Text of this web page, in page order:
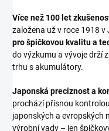
Více než 100 let
založena už v roce 1918
pro špičkovou kvalitu a
do výzkumu a vývoje drží
trhu s akumulátory.
Japonská preciznost a
prochází přísnou
japonských a evropských
výrobní vady – jen